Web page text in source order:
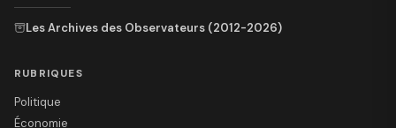
Les Archives des Observateurs (2012-2026)
RUBRIQUES
Politique
Économie